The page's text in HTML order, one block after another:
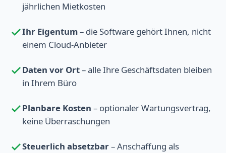
jährlichen Mietkosten
Ihr Eigentum– die Software gehört Ihnen, nicht
einem Cloud-Anbieter
Daten vor Ort– alle Ihre Geschäftsdaten bleiben
in Ihrem Büro
Planbare Kosten – optionaler Wartungsvertrag,
keine Überraschungen
Steuerlich absetzbar– Anschaffung als